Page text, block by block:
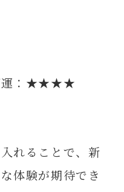
運：★★★★
れることで、新
体験が期待でき